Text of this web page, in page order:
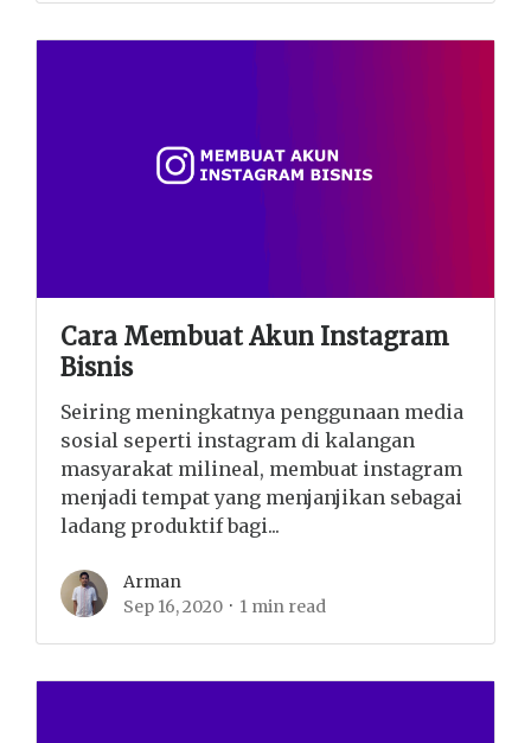
Cara Membuat Akun Instagram
Bisnis
Seiring meningkatnya penggunaan media
sosial seperti instagram di kalangan
masyarakat milineal, membuat instagram
menjadi tempat yang menjanjikan sebagai
ladang produktif bagi...
Arman
Sep 16, 2020
1 min read